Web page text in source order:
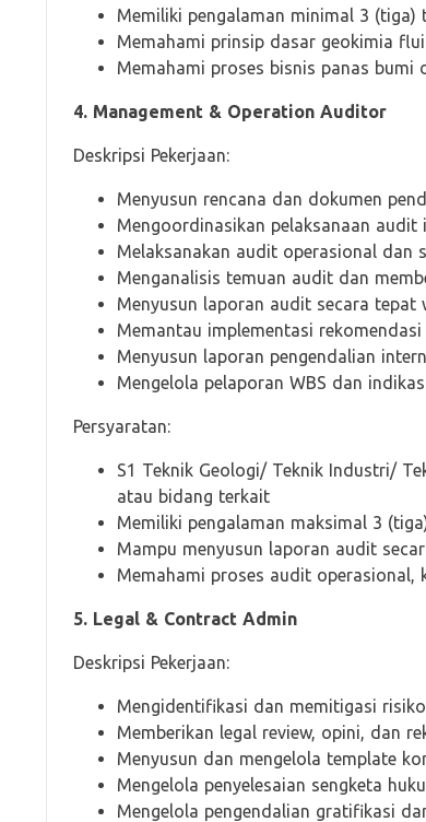
Memiliki pengalaman minimal 3
Memahami prinsip dasar geokimia
Memahami proses bisnis panas bumi
4. Management & Operation Auditor
Deskripsi Pekerjaan:
Menyusun rencana dan dokumen
Mengoordinasikan pelaksanaan audit
Melaksanakan audit operasional dan
Menganalisis temuan audit dan
Menyusun laporan audit secara tepat
Memantau implementasi
Menyusun laporan pengendalian
Mengelola pelaporan WBS dan
Persyaratan:
S1 Teknik Geologi/ Teknik Industri/
atau bidang terkait
Memiliki pengalaman maksimal 3
Mampu menyusun laporan audit
Memahami proses audit
5. Legal & Contract Admin
Deskripsi Pekerjaan:
Mengidentifikasi dan memitigasi
Memberikan legal review, opini, dan
Menyusun dan mengelola template
Mengelola penyelesaian sengketa
Mengelola pengendalian gratifikasi